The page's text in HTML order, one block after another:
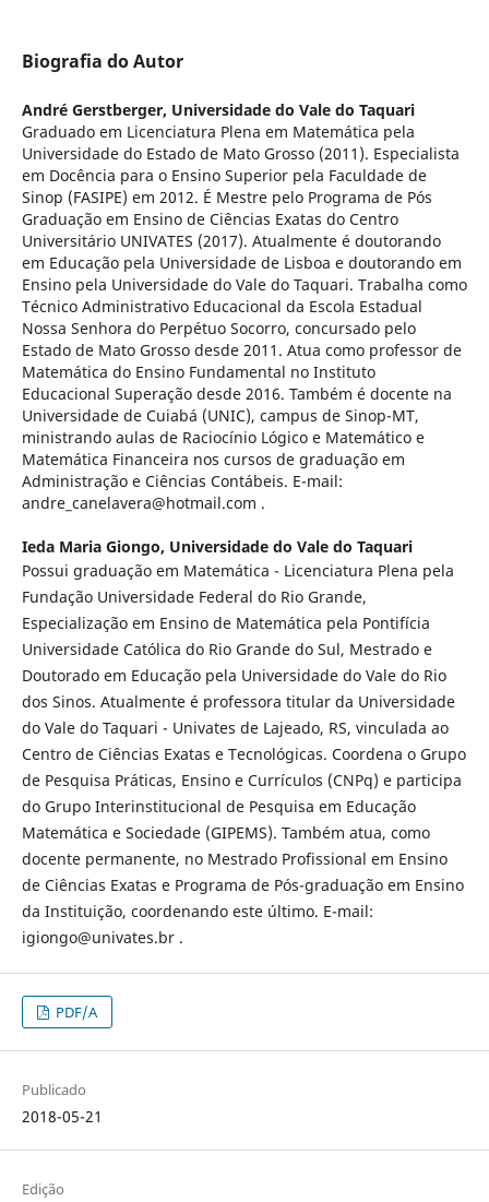
Biografia do Autor
André Gerstberger, Universidade do Vale do Taquari
Graduado em Licenciatura Plena em Matemática pela
Universidade do Estado de Mato Grosso (2011). Especialista
em Docência para o Ensino Superior pela Faculdade de
Sinop (FASIPE) em 2012. É Mestre pelo Programa de Pós
Graduação em Ensino de Ciências Exatas do Centro
Universitário UNIVATES (2017). Atualmente é doutorando
em Educação pela Universidade de Lisboa e doutorando em
Ensino pela Universidade do Vale do Taquari. Trabalha como
Técnico Administrativo Educacional da Escola Estadual
Nossa Senhora do Perpétuo Socorro, concursado pelo
Estado de Mato Grosso desde 2011. Atua como professor de
Matemática do Ensino Fundamental no Instituto
Educacional Superação desde 2016. Também é docente na
Universidade de Cuiabá (UNIC), campus de Sinop-MT,
ministrando aulas de Raciocínio Lógico e Matemático e
Matemática Financeira nos cursos de graduação em
Administração e Ciências Contábeis. E-mail:
andre_canelavera@hotmail.com .
Ieda Maria Giongo, Universidade do Vale do Taquari
Possui graduação em Matemática - Licenciatura Plena pela
Fundação Universidade Federal do Rio Grande,
Especialização em Ensino de Matemática pela Pontifícia
Universidade Católica do Rio Grande do Sul, Mestrado e
Doutorado em Educação pela Universidade do Vale do Rio
dos Sinos. Atualmente é professora titular da Universidade
do Vale do Taquari - Univates de Lajeado, RS, vinculada ao
Centro de Ciências Exatas e Tecnológicas. Coordena o Grupo
de Pesquisa Práticas, Ensino e Currículos (CNPq) e participa
do Grupo Interinstitucional de Pesquisa em Educação
Matemática e Sociedade (GIPEMS). Também atua, como
docente permanente, no Mestrado Profissional em Ensino
de Ciências Exatas e Programa de Pós-graduação em Ensino
da Instituição, coordenando este último. E-mail:
igiongo@univates.br .
PDF/A
Publicado
2018-05-21
Edição